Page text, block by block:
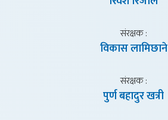
संरक्षक :
विकास लामिछाने
संरक्षक :
पुर्ण बहादुर खत्री